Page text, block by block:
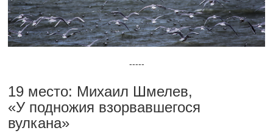
-----
19 место: Михаил Шмелев,
«У подножия взорвавшегося
вулкана»